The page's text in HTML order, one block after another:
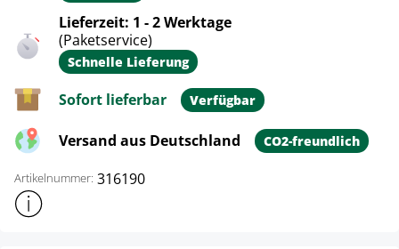
Lieferzeit: 1 - 2 Werktage
(Paketservice)
Schnelle Lieferung
Sofort lieferbar Verfügbar
Versand aus Deutschland CO2-freundlich
Artikelnummer: 316190
Weitere Produktinformationen anzeigen